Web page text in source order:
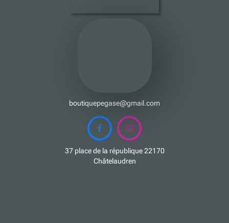
boutiquepegase@gmail.com
 
37 place de la république 22170
Châtelaudren